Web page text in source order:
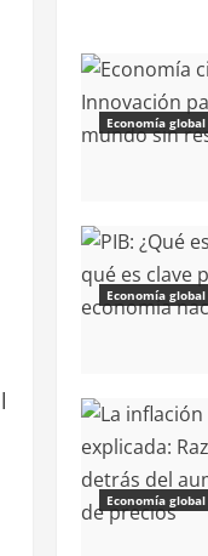
Economía global
Economía global
Economía global